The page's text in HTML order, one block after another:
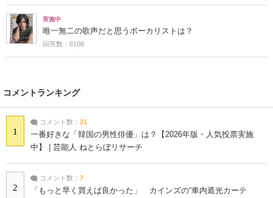
実施中
唯一無二の歌声だと思うボーカリストは？
回答数：8108
コメントランキング
1
コメント数： 21
一番好きな「韓国の男性俳優」は？【2026年版・人気投票実施
中】 | 芸能人 ねとらぼリサーチ
2
コメント数： 7
「もっと早く買えば良かった」 カインズの“車内遮光カーテ